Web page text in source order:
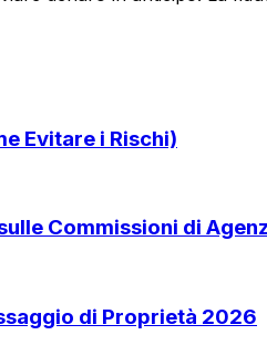
Evitare i Rischi)
Commissioni di
di Proprietà 2026